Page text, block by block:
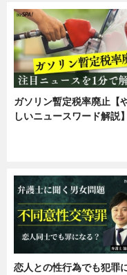
ガソリン暫定税率廃止【
しいニュースワード解説】
恋人との性行為でも犯罪